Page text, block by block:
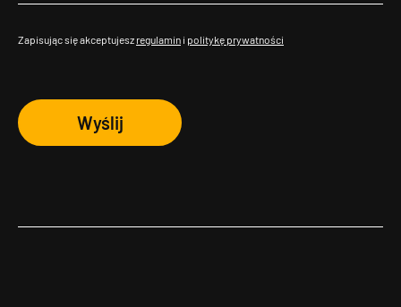
Zapisując się akceptujesz regulamin i politykę prywatności
Wyślij